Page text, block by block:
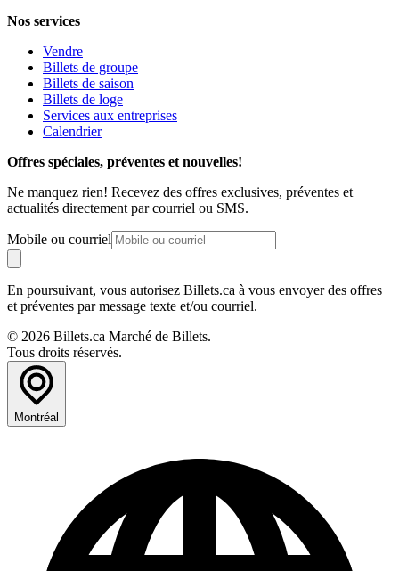
Nos services
Vendre
Billets de groupe
Billets de saison
Billets de loge
Services aux entreprises
Calendrier
Offres spéciales, préventes et nouvelles!
Ne manquez rien! Recevez des offres exclusives, préventes et
actualités directement par courriel ou SMS.
Mobile ou courriel
En poursuivant, vous autorisez Billets.ca à vous envoyer des offres
et préventes par message texte et/ou courriel.
© 2026 Billets.ca Marché de Billets.
Tous droits réservés.
Montréal